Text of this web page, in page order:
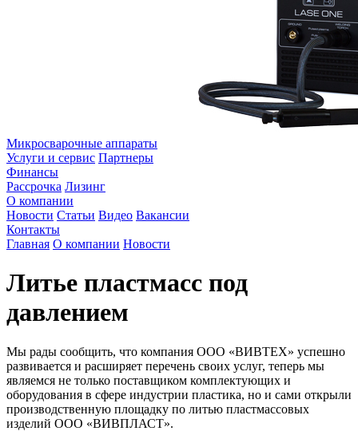
Микросварочные аппараты
Услуги и сервис Партнеры
Финансы
Рассрочка Лизинг
О компании
Новости Статьи Видео Вакансии
Контакты
Главная О компании Новости
Литье пластмасс под
давлением
Мы рады сообщить, что компания ООО «ВИВТЕХ» успешно
развивается и расширяет перечень своих услуг, теперь мы
являемся не только поставщиком комплектующих и
оборудования в сфере индустрии пластика, но и сами открыли
производственную площадку по литью пластмассовых
изделий ООО «ВИВПЛАСТ».